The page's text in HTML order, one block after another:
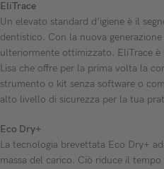
EliTrace
Un elevato standard d’igiene è il
dentistico. Con la nuova
ulteriormente ottimizzato. EliTrace
Lisa che offre per la prima volta la
strumento o kit senza software o
alto livello di sicurezza per la tua
Eco Dry+
La tecnologia brevettata Eco Dry+
massa del carico. Ciò riduce il